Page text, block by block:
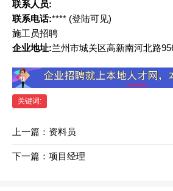
联系人员:
联系电话:**** (登陆可见)
施工员招聘
企业地址:兰州市城关区高新南河北路
关键词:
上一篇： 资料员
下一篇： 项目经理